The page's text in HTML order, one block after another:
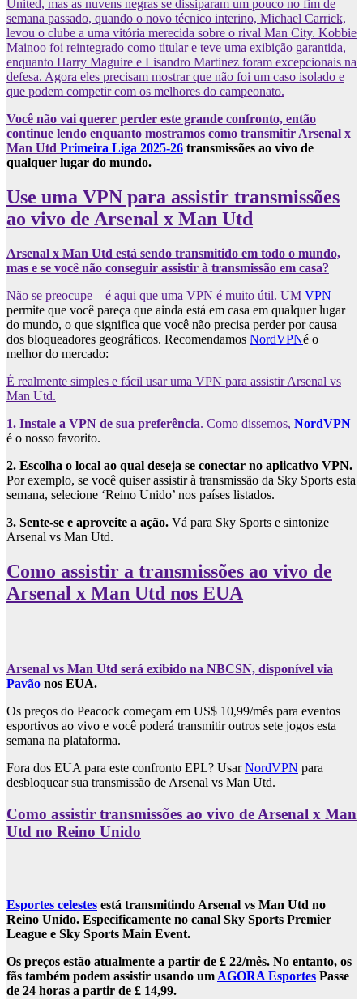
United, mas as nuvens negras se dissiparam um pouco no fim de
semana passado, quando o novo técnico interino, Michael Carrick,
levou o clube a uma vitória merecida sobre o rival Man City. Kobbie
Mainoo foi reintegrado como titular e teve uma exibição garantida,
enquanto Harry Maguire e Lisandro Martinez foram excepcionais na
defesa. Agora eles precisam mostrar que não foi um caso isolado e
que podem competir com os melhores do campeonato.
Você não vai querer perder este grande confronto, então
continue lendo enquanto mostramos como transmitir Arsenal x
Man Utd Primeira Liga 2025-26 transmissões ao vivo de
qualquer lugar do mundo.
Use uma VPN para assistir transmissões
ao vivo de Arsenal x Man Utd
Arsenal x Man Utd está sendo transmitido em todo o mundo,
mas e se você não conseguir assistir à transmissão em casa?
Não se preocupe – é aqui que uma VPN é muito útil. UM VPN
permite que você pareça que ainda está em casa em qualquer lugar
do mundo, o que significa que você não precisa perder por causa
dos bloqueadores geográficos. Recomendamos NordVPNé o
melhor do mercado:
É realmente simples e fácil usar uma VPN para assistir Arsenal vs
Man Utd.
1. Instale a VPN de sua preferência. Como dissemos, NordVPN
é o nosso favorito.
2. Escolha o local ao qual deseja se conectar no aplicativo VPN.
Por exemplo, se você quiser assistir à transmissão da Sky Sports esta
semana, selecione ‘Reino Unido’ nos países listados.
3. Sente-se e aproveite a ação. Vá para Sky Sports e sintonize
Arsenal vs Man Utd.
Como assistir a transmissões ao vivo de
Arsenal x Man Utd nos EUA
Arsenal vs Man Utd será exibido na NBCSN, disponível via
Pavão nos EUA.
Os preços do Peacock começam em US$ 10,99/mês para eventos
esportivos ao vivo e você poderá transmitir outros sete jogos esta
semana na plataforma.
Fora dos EUA para este confronto EPL? UsarNordVPN para
desbloquear sua transmissão de Arsenal vs Man Utd.
Como assistir transmissões ao vivo de Arsenal x Man
Utd no Reino Unido
Esportes celestes está transmitindo Arsenal vs Man Utd no
Reino Unido. Especificamente no canal Sky Sports Premier
League e Sky Sports Main Event.
Os preços estão atualmente a partir de £ 22/mês. No entanto, os
fãs também podem assistir usando um AGORA Esportes Passe
de 24 horas a partir de £ 14,99.